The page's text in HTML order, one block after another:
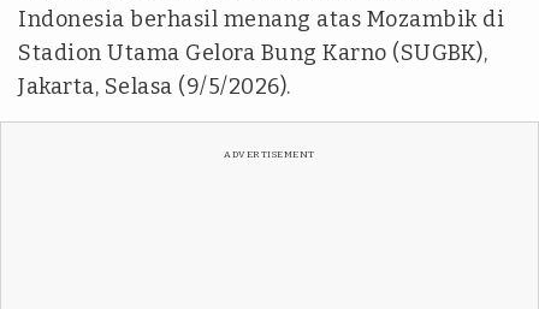
Indonesia berhasil menang atas Mozambik di
Stadion Utama Gelora Bung Karno (SUGBK),
Jakarta, Selasa (9/5/2026).
ADVERTISEMENT